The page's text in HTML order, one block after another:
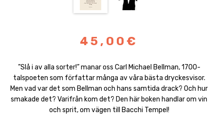
45,00€
”Slå i av alla sorter!” manar oss Carl Michael Bellman, 1700-
talspoeten som författar många av våra bästa dryckesvisor.
Men vad var det som Bellman och hans samtida drack? Och hur
smakade det? Varifrån kom det? Den här boken handlar om vin
och sprit, om vägen till Bacchi Tempel!